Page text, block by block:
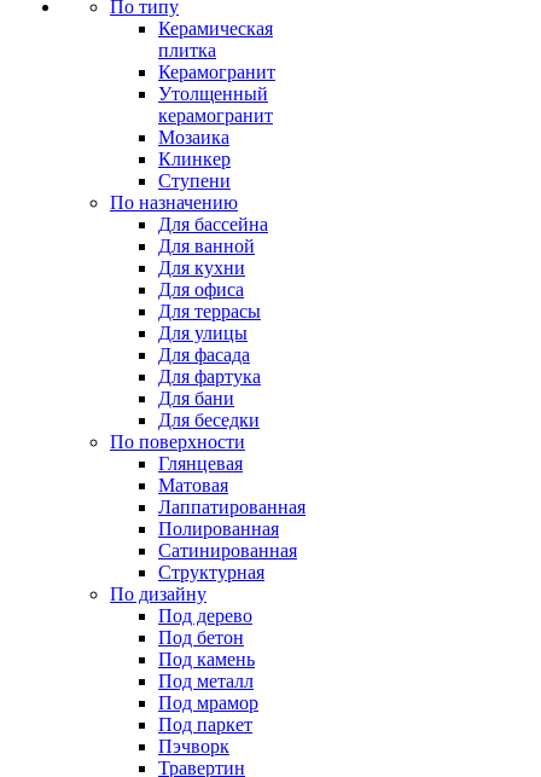
По типу
Керамическая
плитка
Керамогранит
Утолщенный
керамогранит
Мозаика
Клинкер
Ступени
По назначению
Для бассейна
Для ванной
Для кухни
Для офиса
Для террасы
Для улицы
Для фасада
Для фартука
Для бани
Для беседки
По поверхности
Глянцевая
Матовая
Лаппатированная
Полированная
Сатинированная
Структурная
По дизайну
Под дерево
Под бетон
Под камень
Под металл
Под мрамор
Под паркет
Пэчворк
Травертин